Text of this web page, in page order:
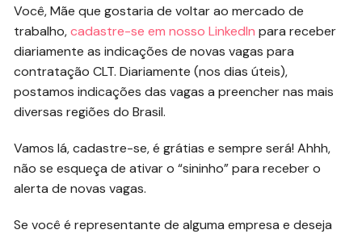
Você, Mãe que gostaria de voltar ao mercado de
trabalho,cadastre-se em nosso LinkedIn para receber
diariamente as indicações de novas vagas para
contratação CLT. Diariamente (nos dias úteis),
postamos indicações das vagas a preencher nas mais
diversas regiões do Brasil.
Vamos lá, cadastre-se, é grátias e sempre será! Ahhh,
não se esqueça de ativar o “sininho” para receber o
alerta de novas vagas.
Se você é representante de alguma empresa e deseja